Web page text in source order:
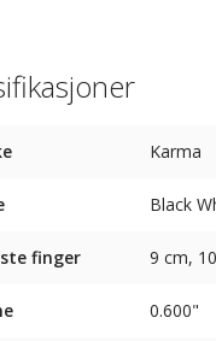
Karma
Black
finger 9 cm,
0.600"